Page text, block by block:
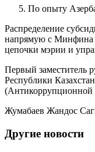
По опыту
Распределение
напрямую с Минфина
цепочки мэрии и
Первый заместитель
Республики
(Антикоррупционной
Жумабаев Жандос
Другие новости